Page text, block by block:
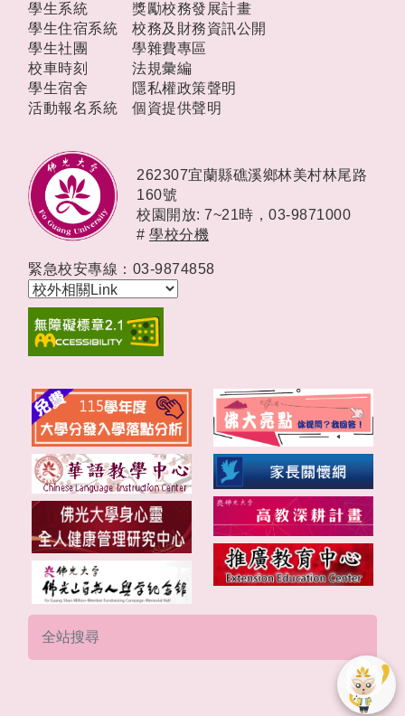
學生系統
學生住宿系統
學生社團
校車時刻
學生宿舍
活動報名系統
獎勵校務發展計畫
校務及財務資訊公開
學雜費專區
法規彙編
隱私權政策聲明
個資提供聲明
262307宜蘭縣礁溪鄉林美村林尾路
160號
校園開放: 7~21時， 03-9871000
# 學校分機
緊急校安專線：03-9874858